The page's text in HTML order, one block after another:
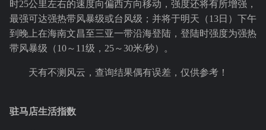
时25公里左右的速度向偏西方向移动，强度还将有所增强，
最强可达强热带风暴级或台风级；并将于明天（13日）下午
到晚上在海南文昌至三亚一带沿海登陆，登陆时强度为强热
带风暴级（10～11级，25～30米/秒）。
天有不测风云，查询结果偶有误差，仅供参考！
驻马店生活指数